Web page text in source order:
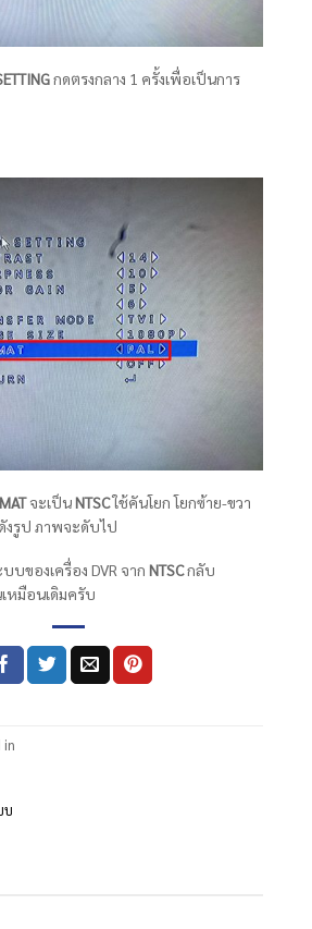
กดตรงกลาง 1 ครั้งเพื่อเป็นการ
จะเป็นNTSCใช้คันโยก โยกซ้าย-ขวา
ดังรูป ภาพจะดับไป
บของเครื่อง DVR จาก NTSCกลับ
หมือนเดิมครับ
in
บ